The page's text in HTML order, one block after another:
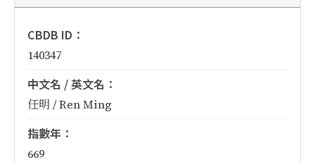
CBDB ID：
140347
中文名 / 英文名：
任明 / Ren Ming
指數年：
669